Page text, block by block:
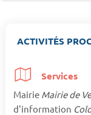
ACTIVITÉS
Services
Mairie Mairie de
d'information